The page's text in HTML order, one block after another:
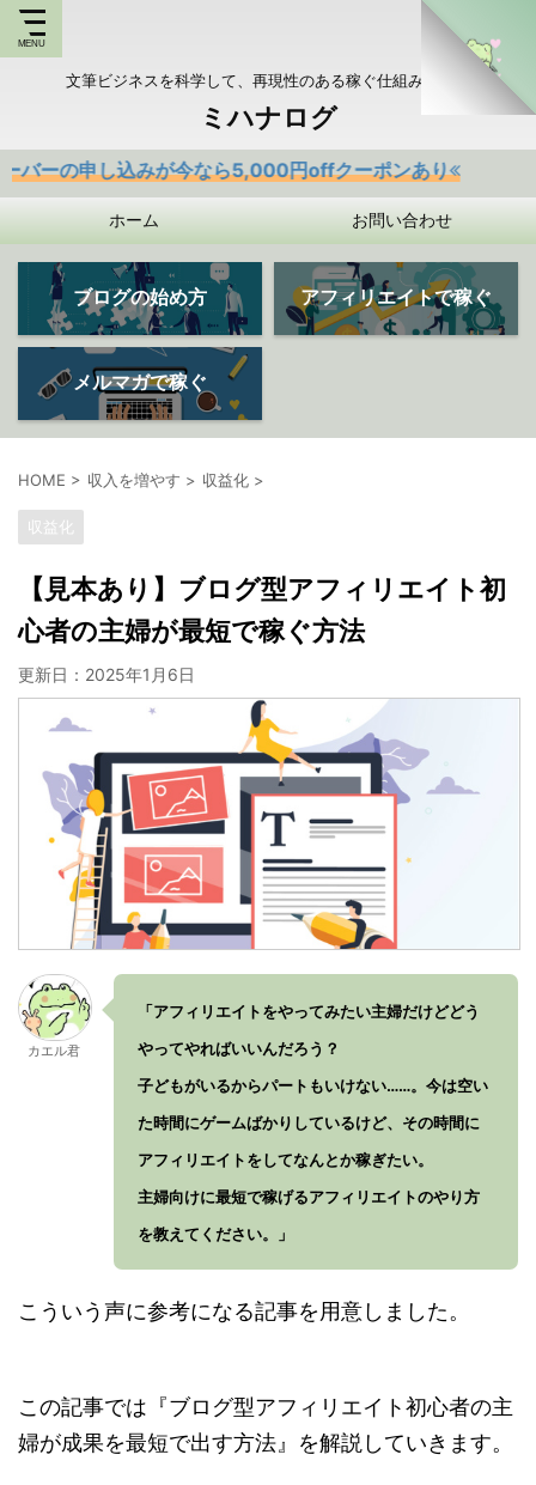
文筆ビジネスを科学して、再現性のある稼ぐ仕組みを持つ
ミハナログ
込みが今なら5,000円offクーポンあり
ホーム お問い合わせ
ブログの始め方 アフィリエイトで稼ぐ
メルマガで稼ぐ
HOME > 収入を増やす > 収益化 >
収益化
【見本あり】ブログ型アフィリエイト初
心者の主婦が最短で稼ぐ方法
更新日： 2025年1月6日
カエル君
「アフィリエイトをやってみたい主婦だけどどう
やってやればいいんだろう？
子どもがいるからパートもいけない……。今は空い
た時間にゲームばかりしているけど、その時間に
アフィリエイトをしてなんとか稼ぎたい。
主婦向けに最短で稼げるアフィリエイトのやり方
を教えてください。」
こういう声に参考になる記事を用意しました。
この記事では『ブログ型アフィリエイト初心者の主
婦が成果を最短で出す方法』を解説していきます。